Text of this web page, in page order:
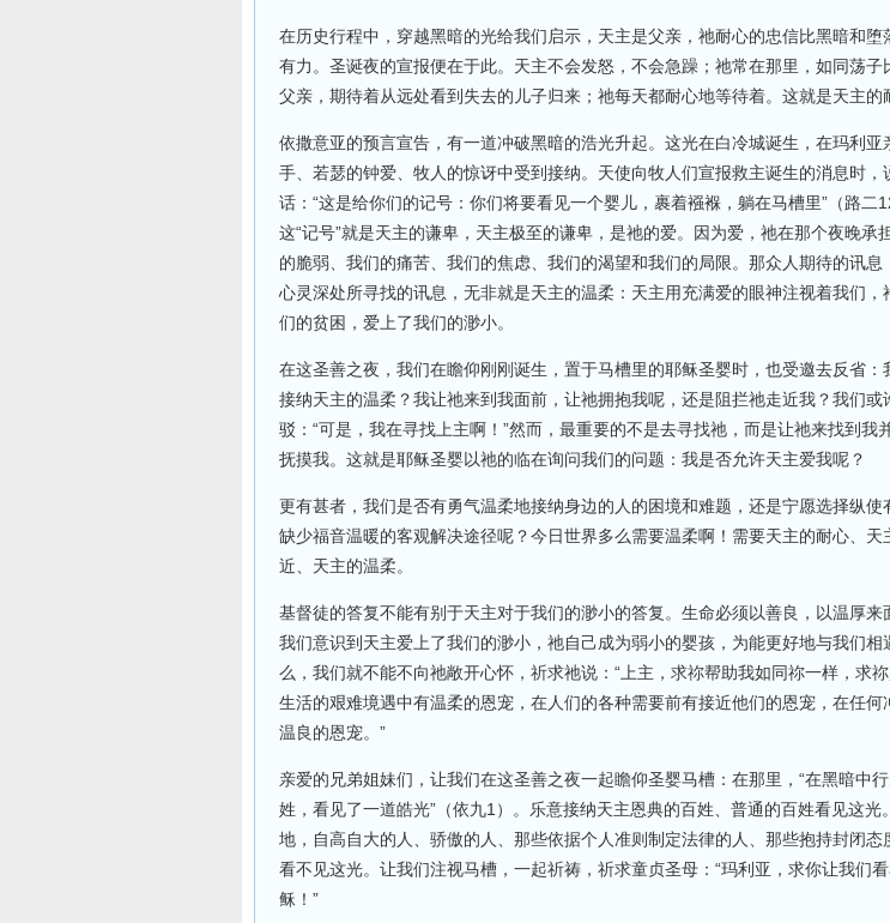
在历史行程中，穿越黑暗的光给我们启示，天主是父亲，祂耐心的忠信比黑暗和堕
有力。圣诞夜的宣报便在于此。天主不会发怒，不会急躁；祂常在那里，如同荡子
父亲，期待着从远处看到失去的儿子归来；祂每天都耐心地等待着。这就是天主的
依撒意亚的预言宣告，有一道冲破黑暗的浩光升起。这光在白冷城诞生，在玛利亚
手、若瑟的钟爱、牧人的惊讶中受到接纳。天使向牧人们宣报救主诞生的消息时，
话：“这是给你们的记号：你们将要看见一个婴儿，裹着襁褓，躺在马槽里”（路二
这“记号”就是天主的谦卑，天主极至的谦卑，是祂的爱。因为爱，祂在那个夜晚承
的脆弱、我们的痛苦、我们的焦虑、我们的渴望和我们的局限。那众人期待的讯息
心灵深处所寻找的讯息，无非就是天主的温柔：天主用充满爱的眼神注视着我们，
们的贫困，爱上了我们的渺小。
在这圣善之夜，我们在瞻仰刚刚诞生，置于马槽里的耶稣圣婴时，也受邀去反省：
接纳天主的温柔？我让祂来到我面前，让祂拥抱我呢，还是阻拦祂走近我？我们或
驳：“可是，我在寻找上主啊！”然而，最重要的不是去寻找祂，而是让祂来找到我
抚摸我。这就是耶稣圣婴以祂的临在询问我们的问题：我是否允许天主爱我呢？
更有甚者，我们是否有勇气温柔地接纳身边的人的困境和难题，还是宁愿选择纵使
缺少福音温暖的客观解决途径呢？今日世界多么需要温柔啊！需要天主的耐心、天
近、天主的温柔。
基督徒的答复不能有别于天主对于我们的渺小的答复。生命必须以善良，以温厚来
我们意识到天主爱上了我们的渺小，祂自己成为弱小的婴孩，为能更好地与我们相
么，我们就不能不向祂敞开心怀，祈求祂说：“上主，求祢帮助我如同祢一样，求
生活的艰难境遇中有温柔的恩宠，在人们的各种需要前有接近他们的恩宠，在任何
温良的恩宠。”
亲爱的兄弟姐妹们，让我们在这圣善之夜一起瞻仰圣婴马槽：在那里，“在黑暗中
姓，看见了一道皓光”（依九1）。乐意接纳天主恩典的百姓、普通的百姓看见这光
地，自高自大的人、骄傲的人、那些依据个人准则制定法律的人、那些抱持封闭态
看不见这光。让我们注视马槽，一起祈祷，祈求童贞圣母：“玛利亚，求你让我们
稣！”